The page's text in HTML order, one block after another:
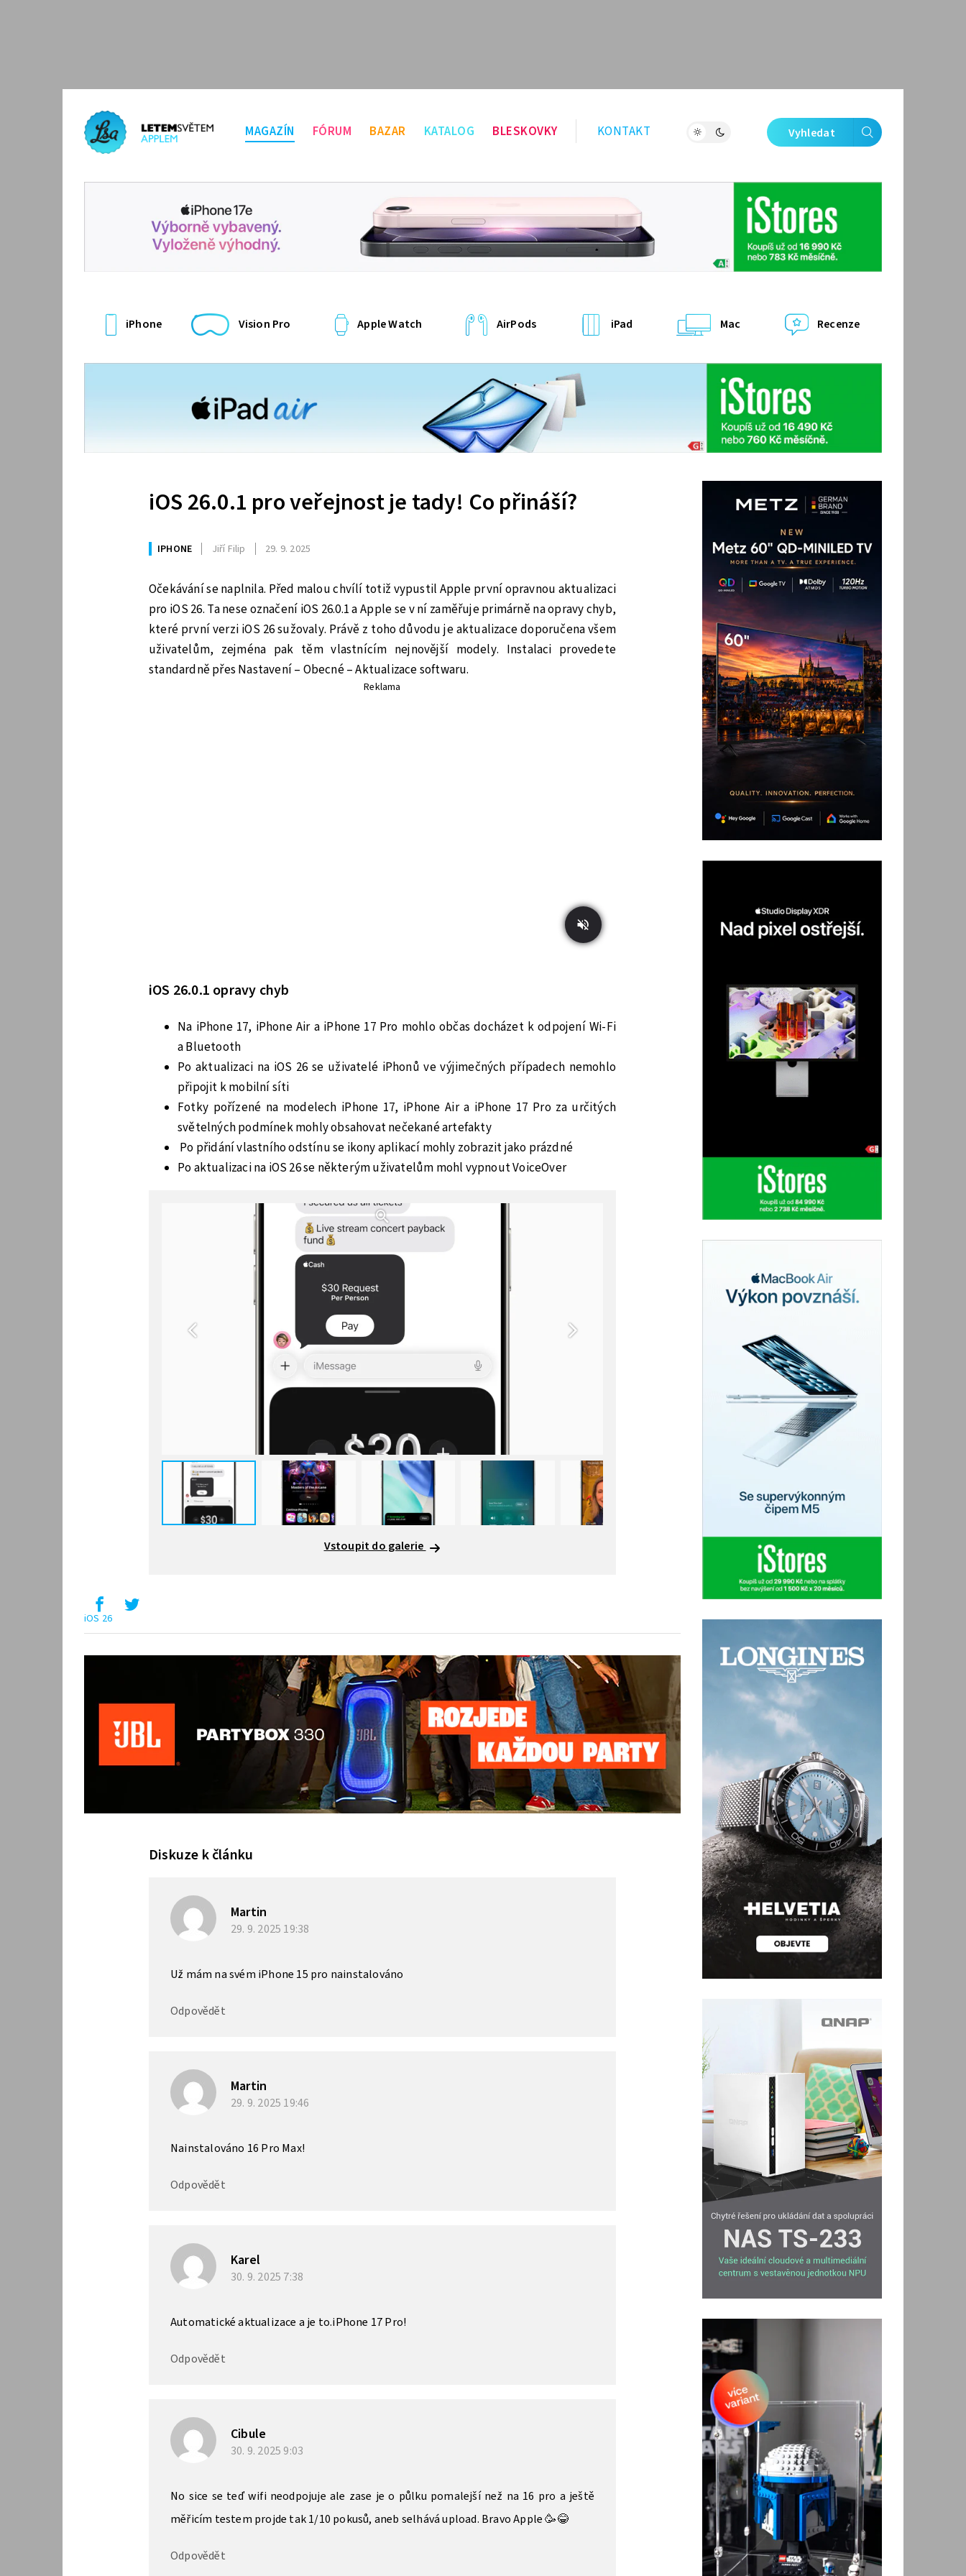
MAGAZÍN FÓRUM BAZAR KATALOG BLESKOVKY KONTAKT Vyhledat
iPhone Vision Pro Apple Watch AirPods iPad Mac Recenze
iOS 26.0.1 pro veřejnost je tady! Co přináší?
IPHONE Jiří Filip 29. 9. 2025
Očekávání se naplnila. Před malou chvílí totiž vypustil Apple první opravnou aktualizaci
pro iOS 26. Ta nese označení iOS 26.0.1 a Apple se v ní zaměřuje primárně na opravy chyb,
které první verzi iOS 26 sužovaly. Právě z toho důvodu je aktualizace doporučena všem
uživatelům, zejména pak těm vlastnícím nejnovější modely. Instalaci provedete
standardně přes Nastavení – Obecné – Aktualizace softwaru.
Reklama
iOS 26.0.1 opravy chyb
Na iPhone 17, iPhone Air a iPhone 17 Pro mohlo občas docházet k odpojení Wi-Fi
a Bluetooth
Po aktualizaci na iOS 26 se uživatelé iPhonů ve výjimečných případech nemohlo
připojit k mobilní síti
Fotky pořízené na modelech iPhone 17, iPhone Air a iPhone 17 Pro za určitých
světelných podmínek mohly obsahovat nečekané artefakty
Po přidání vlastního odstínu se ikony aplikací mohly zobrazit jako prázdné
Po aktualizaci na iOS 26 se některým uživatelům mohl vypnout VoiceOver
Vstoupit do galerie
iOS 26
Diskuze k článku
Martin
29. 9. 2025 19:38
Už mám na svém iPhone 15 pro nainstalováno
Odpovědět
Martin
29. 9. 2025 19:46
Nainstalováno 16 Pro Max!
Odpovědět
Karel
30. 9. 2025 7:38
Automatické aktualizace a je to.iPhone 17 Pro!
Odpovědět
Cibule
30. 9. 2025 9:03
No sice se teď wifi neodpojuje ale zase je o půlku pomalejší než na 16 pro a ještě
měřicím testem projde tak 1/10 pokusů, aneb selhává upload. Bravo Apple 🥳😂
Odpovědět